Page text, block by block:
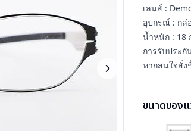
เลนส์ :
อุปกรณ์ : กล่
น้ำหนัก : 18
การรับประกั
หากสนใจสั่ง
ขนาดของ